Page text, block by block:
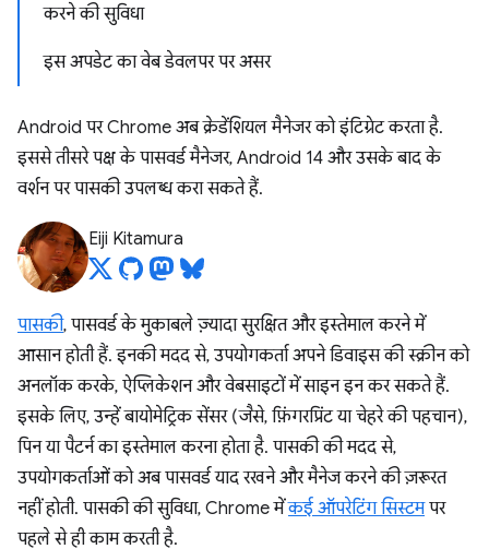
करने की सुविधा
इस अपडेट का वेब डेवलपर पर असर
Android पर Chrome अब क्रेडेंशियल मैनेजर को इंटिग्रेट करता है.
इससे तीसरे पक्ष के पासवर्ड मैनेजर, Android 14 और उसके बाद के
वर्शन पर पासकी उपलब्ध करा सकते हैं.
Eiji Kitamura
पासकी, पासवर्ड के मुकाबले ज़्यादा सुरक्षित और इस्तेमाल करने में
आसान होती हैं. इनकी मदद से, उपयोगकर्ता अपने डिवाइस की स्क्रीन को
अनलॉक करके, ऐप्लिकेशन और वेबसाइटों में साइन इन कर सकते हैं.
इसके लिए, उन्हें बायोमेट्रिक सेंसर (जैसे, फ़िंगरप्रिंट या चेहरे की पहचान),
पिन या पैटर्न का इस्तेमाल करना होता है. पासकी की मदद से,
उपयोगकर्ताओं को अब पासवर्ड याद रखने और मैनेज करने की ज़रूरत
नहीं होती. पासकी की सुविधा, Chrome मेंकई ऑपरेटिंग सिस्टमपर
पहले से ही काम करती है.